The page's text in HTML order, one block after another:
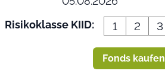
Risikoklasse KIID:
1 2 3
Fonds kaufen